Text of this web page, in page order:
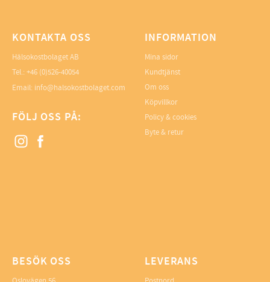
KONTAKTA OSS
Hälsokostbolaget AB
Tel.: +46 (0)526-40054
Email: info@halsokostbolaget.com
FÖLJ OSS PÅ:
INFORMATION
Mina sidor
Kundtjänst
Om oss
Köpvillkor
Policy & cookies
Byte & retur
BESÖK OSS LEVERANS